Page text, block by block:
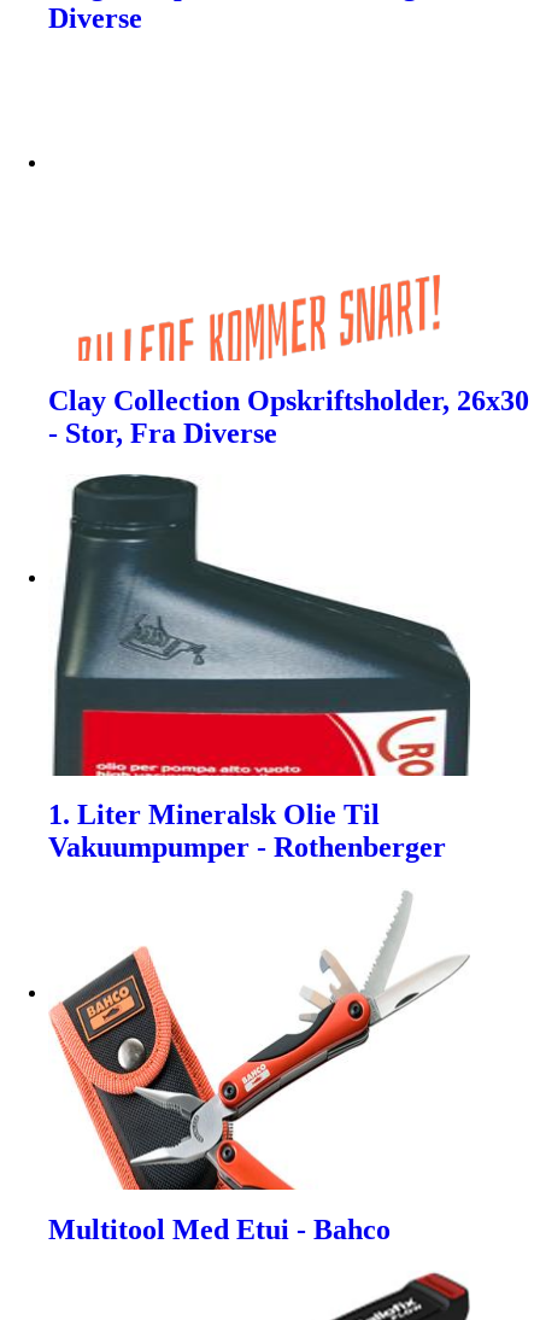
Diverse
Clay Collection Opskriftsholder, 26x30
- Stor, Fra Diverse
1. Liter Mineralsk Olie Til
Vakuumpumper - Rothenberger
Multitool Med Etui - Bahco